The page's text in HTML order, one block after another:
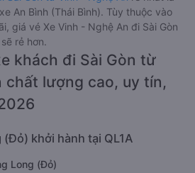
An Bình (Thái Bình). Tùy thuộc vào
giá vé Xe Vinh - Nghệ An đi Sài Gòn
rẻ hơn.
khách đi Sài Gòn từ
chất lượng cao, uy tín,
(Đỏ) khởi hành tại QL1A
Long (Đỏ)